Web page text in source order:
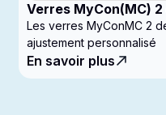
Verres MyCon(MC)
nouvelle génération
enfantsconçus pour
Les verres MyConMC 2
ajustement personnalisé
En savoir plus